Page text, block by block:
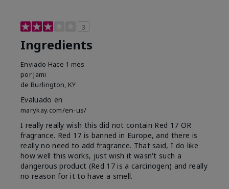
3
Ingredients
Enviado Hace 1 mes
por Jami
de Burlington, KY
Evaluado en
marykay.com/en-us/
I really really wish this did not contain Red 17 OR
fragrance. Red 17 is banned in Europe, and there is
really no need to add fragrance. That said, I do like
how well this works, just wish it wasn't such a
dangerous product (Red 17 is a carcinogen) and really
no reason for it to have a smell.